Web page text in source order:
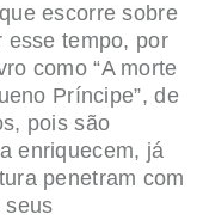
escorre sobre
esse tempo, por
como “A morte
Príncipe”, de
pois são
enriquecem, já
penetram com
seus